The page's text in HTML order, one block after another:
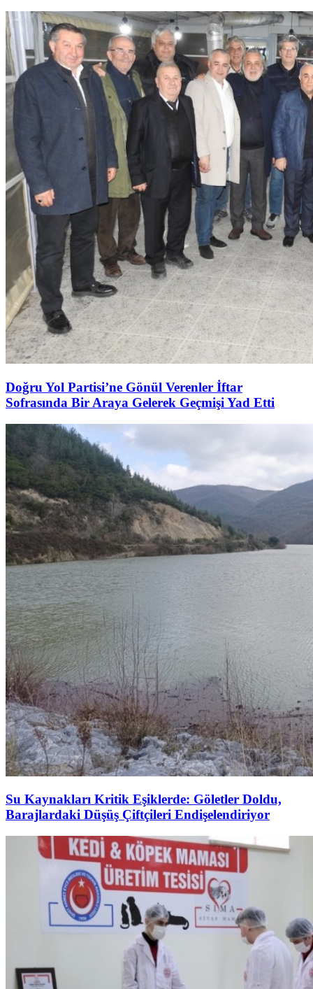
Doğru Yol Partisi’ne Gönül Verenler İftar
Sofrasında Bir Araya Gelerek Geçmişi Yad Etti
Su Kaynakları Kritik Eşiklerde: Göletler Doldu,
Barajlardaki Düşüş Çiftçileri Endişelendiriyor